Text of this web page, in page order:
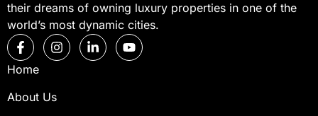
their dreams of owning luxury properties in one of the
world’s most dynamic cities.
Home
About Us